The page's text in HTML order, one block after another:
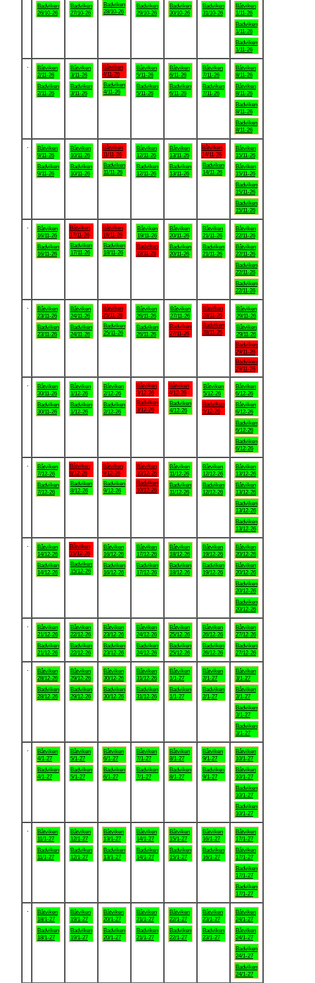
Badviken
26/10-26
Badviken
27/10-26
Badviken
28/10-26
Badviken
29/10-26
Badviken
30/10-26
Badviken
31/10-26
Båtviken
1/11-26
Badviken
1/11-26
Badviken
1/11-26
Båtviken
2/11-26
Badviken
2/11-26
Båtviken
3/11-26
Badviken
3/11-26
Båtviken
4/11-26
Badviken
4/11-26
Båtviken
5/11-26
Badviken
5/11-26
Båtviken
6/11-26
Badviken
6/11-26
Båtviken
7/11-26
Badviken
7/11-26
Båtviken
8/11-26
Båtviken
8/11-26
Badviken
8/11-26
Badviken
8/11-26
Båtviken
9/11-26
Badviken
9/11-26
Båtviken
10/11-26
Badviken
10/11-26
Båtviken
11/11-26
Badviken
11/11-26
Båtviken
12/11-26
Badviken
12/11-26
Båtviken
13/11-26
Badviken
13/11-26
Båtviken
14/11-26
Badviken
14/11-26
Båtviken
15/11-26
Båtviken
15/11-26
Badviken
15/11-26
Badviken
15/11-26
Båtviken
16/11-26
Badviken
16/11-26
Båtviken
17/11-26
Badviken
17/11-26
Båtviken
18/11-26
Badviken
18/11-26
Båtviken
19/11-26
Badviken
19/11-26
Båtviken
20/11-26
Badviken
20/11-26
Båtviken
21/11-26
Badviken
21/11-26
Båtviken
22/11-26
Båtviken
22/11-26
Badviken
22/11-26
Badviken
22/11-26
Båtviken
23/11-26
Badviken
23/11-26
Båtviken
24/11-26
Badviken
24/11-26
Båtviken
25/11-26
Badviken
25/11-26
Båtviken
26/11-26
Badviken
26/11-26
Båtviken
27/11-26
Badviken
27/11-26
Båtviken
28/11-26
Badviken
28/11-26
Båtviken
29/11-26
Båtviken
29/11-26
Badviken
29/11-26
Badviken
29/11-26
Båtviken
30/11-26
Badviken
30/11-26
Båtviken
1/12-26
Badviken
1/12-26
Båtviken
2/12-26
Badviken
2/12-26
Båtviken
3/12-26
Badviken
3/12-26
Båtviken
4/12-26
Badviken
4/12-26
Båtviken
5/12-26
Badviken
5/12-26
Båtviken
6/12-26
Båtviken
6/12-26
Badviken
6/12-26
Badviken
6/12-26
Båtviken
7/12-26
Badviken
7/12-26
Båtviken
8/12-26
Badviken
8/12-26
Båtviken
9/12-26
Badviken
9/12-26
Båtviken
10/12-26
Badviken
10/12-26
Båtviken
11/12-26
Badviken
11/12-26
Båtviken
12/12-26
Badviken
12/12-26
Båtviken
13/12-26
Båtviken
13/12-26
Badviken
13/12-26
Badviken
13/12-26
Båtviken
14/12-26
Badviken
14/12-26
Båtviken
15/12-26
Badviken
15/12-26
Båtviken
16/12-26
Badviken
16/12-26
Båtviken
17/12-26
Badviken
17/12-26
Båtviken
18/12-26
Badviken
18/12-26
Båtviken
19/12-26
Badviken
19/12-26
Båtviken
20/12-26
Båtviken
20/12-26
Badviken
20/12-26
Badviken
20/12-26
Båtviken
21/12-26
Badviken
21/12-26
Båtviken
22/12-26
Badviken
22/12-26
Båtviken
23/12-26
Badviken
23/12-26
Båtviken
24/12-26
Badviken
24/12-26
Båtviken
25/12-26
Badviken
25/12-26
Båtviken
26/12-26
Badviken
26/12-26
Båtviken
27/12-26
Badviken
27/12-26
Båtviken
28/12-26
Badviken
28/12-26
Båtviken
29/12-26
Badviken
29/12-26
Båtviken
30/12-26
Badviken
30/12-26
Båtviken
31/12-26
Badviken
31/12-26
Båtviken
1/1-27
Badviken
1/1-27
Båtviken
2/1-27
Badviken
2/1-27
Båtviken
3/1-27
Båtviken
3/1-27
Badviken
3/1-27
Badviken
3/1-27
Båtviken
4/1-27
Badviken
4/1-27
Båtviken
5/1-27
Badviken
5/1-27
Båtviken
6/1-27
Badviken
6/1-27
Båtviken
7/1-27
Badviken
7/1-27
Båtviken
8/1-27
Badviken
8/1-27
Båtviken
9/1-27
Badviken
9/1-27
Båtviken
10/1-27
Båtviken
10/1-27
Badviken
10/1-27
Badviken
10/1-27
Båtviken
11/1-27
Badviken
11/1-27
Båtviken
12/1-27
Badviken
12/1-27
Båtviken
13/1-27
Badviken
13/1-27
Båtviken
14/1-27
Badviken
14/1-27
Båtviken
15/1-27
Badviken
15/1-27
Båtviken
16/1-27
Badviken
16/1-27
Båtviken
17/1-27
Båtviken
17/1-27
Badviken
17/1-27
Badviken
17/1-27
Båtviken
18/1-27
Badviken
18/1-27
Båtviken
19/1-27
Badviken
19/1-27
Båtviken
20/1-27
Badviken
20/1-27
Båtviken
21/1-27
Badviken
21/1-27
Båtviken
22/1-27
Badviken
22/1-27
Båtviken
23/1-27
Badviken
23/1-27
Båtviken
24/1-27
Båtviken
24/1-27
Badviken
24/1-27
Badviken
24/1-27